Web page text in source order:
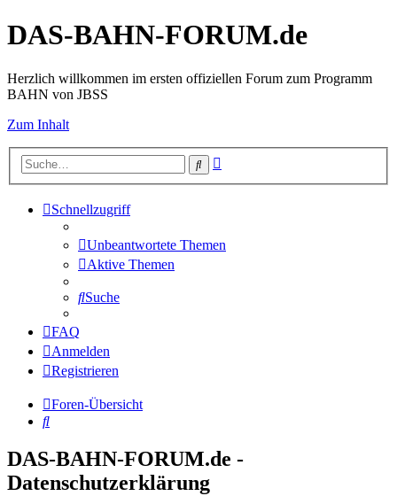
DAS-BAHN-FORUM.de
Herzlich willkommen im ersten offiziellen Forum zum Programm
BAHN von JBSS
Zum Inhalt
Suche
Schnellzugriff
Unbeantwortete Themen
Aktive Themen
Suche
FAQ
Anmelden
Registrieren
Foren-Übersicht
Suche
DAS-BAHN-FORUM.de -
Datenschutzerklärung